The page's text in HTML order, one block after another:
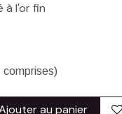
à l'or fin
au panier